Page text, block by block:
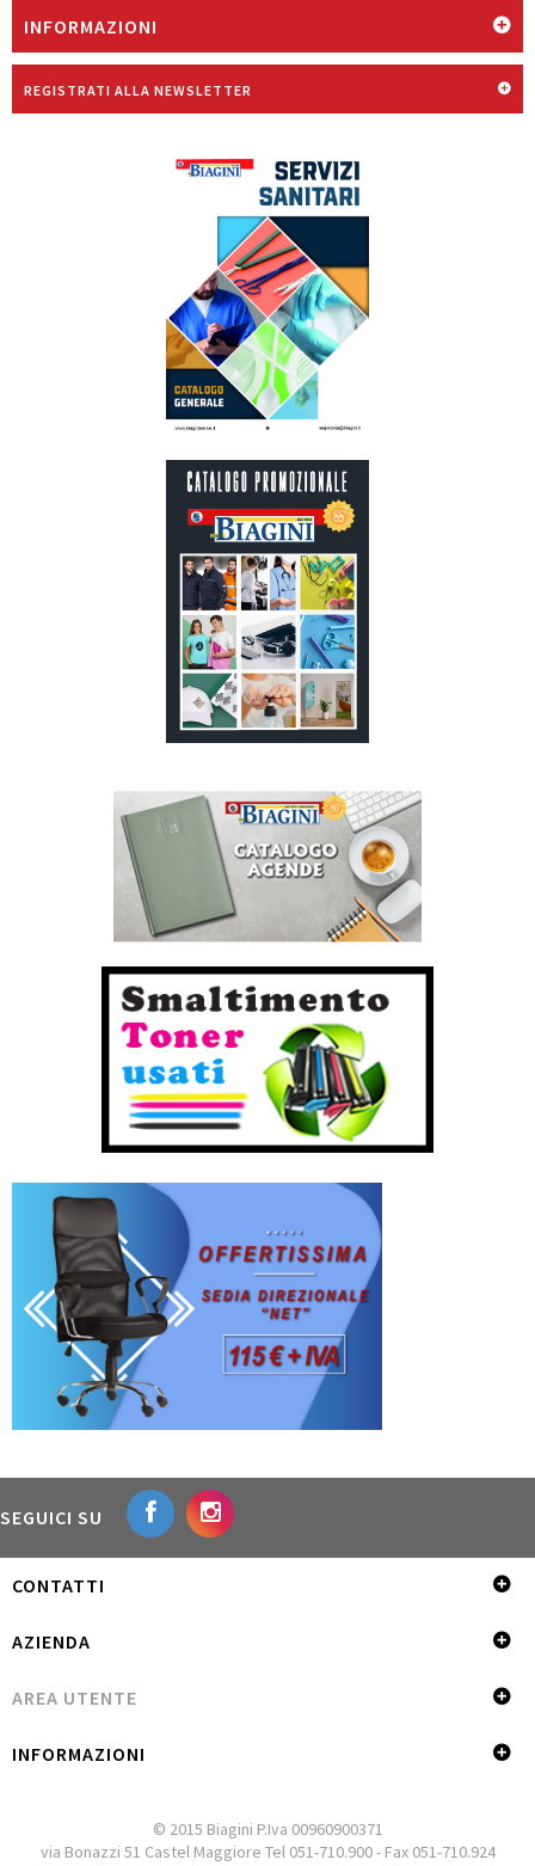
INFORMAZIONI
REGISTRATI ALLA NEWSLETTER
SEGUICI SU
CONTATTI
AZIENDA
AREA UTENTE
INFORMAZIONI
© 2015 Biagini P.Iva 00960900371
via Bonazzi 51 Castel Maggiore Tel 051-710.900 - Fax 051-710.924